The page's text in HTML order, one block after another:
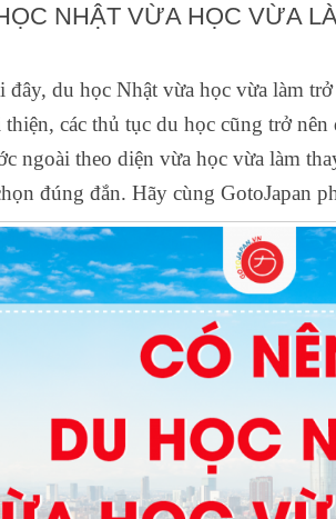
NHẬT VỪA HỌC VỪA
đây, du học Nhật vừa học vừa làm
thiện, các thủ tục du học cũng trở
ngoài theo diện vừa học vừa làm
đúng đắn. Hãy cùng GotoJapan